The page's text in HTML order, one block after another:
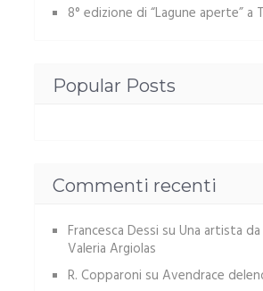
8° edizione di “Lagune aperte” a
Popular Posts
Commenti recenti
Francesca Dessi su Una artista
Valeria Argiolas
R. Copparoni su Avendrace